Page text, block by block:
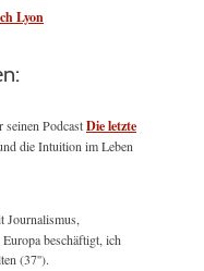
Lyon
PodcastDie letzte
die Intuition im Leben
Journalismus,
beschäftigt, ich
(37'').